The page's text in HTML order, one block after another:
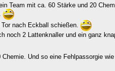
Team mit ca. 60 Stärke und 20
nach Eckball schießen.
noch 2 Lattenknaller und ein ganz
Und so eine Fehlpassorgie